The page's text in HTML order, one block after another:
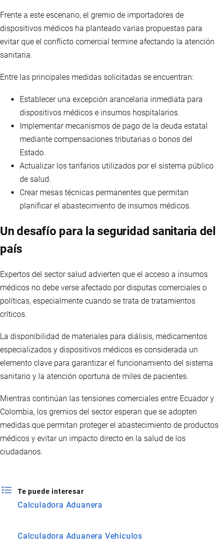
Frente a este escenario, el gremio de importadores de
dispositivos médicos ha planteado varias propuestas para
evitar que el conflicto comercial termine afectando la atención
sanitaria.
Entre las principales medidas solicitadas se encuentran:
Establecer una excepción arancelaria inmediata para
dispositivos médicos e insumos hospitalarios.
Implementar mecanismos de pago de la deuda estatal
mediante compensaciones tributarias o bonos del
Estado.
Actualizar los tarifarios utilizados por el sistema público
de salud.
Crear mesas técnicas permanentes que permitan
planificar el abastecimiento de insumos médicos.
Un desafío para la seguridad sanitaria del
país
Expertos del sector salud advierten que el acceso a insumos
médicos no debe verse afectado por disputas comerciales o
políticas, especialmente cuando se trata de tratamientos
críticos.
La disponibilidad de materiales para diálisis, medicamentos
especializados y dispositivos médicos es considerada un
elemento clave para garantizar el funcionamiento del sistema
sanitario y la atención oportuna de miles de pacientes.
Mientras continúan las tensiones comerciales entre Ecuador y
Colombia, los gremios del sector esperan que se adopten
medidas que permitan proteger el abastecimiento de productos
médicos y evitar un impacto directo en la salud de los
ciudadanos.
Te puede interesar
Calculadora Aduanera
Calculadora Aduanera Vehículos